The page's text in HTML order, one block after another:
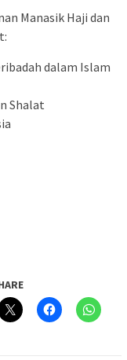
Manasik Haji dan
dalam Islam
Shalat